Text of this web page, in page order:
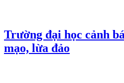
Trường đại học cảnh
mạo, lừa đảo